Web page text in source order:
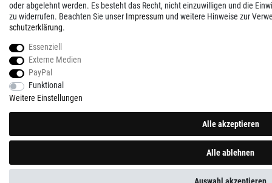
oder abgelehnt werden. Es besteht das Recht, nicht einzuwilligen und die
zu widerrufen. Beachten Sie unser Impressum und weitere Hinweise zur
schutz­erklärung.
Essenziell
Externe Medien
PayPal
Funktional
Weitere Einstellungen
Alle akzeptieren
Alle ablehnen
Auswahl akzeptieren